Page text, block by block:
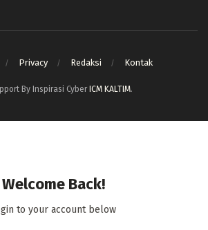
Privacy Redaksi Kontak
By Inspirasi Cyber ICM KALTIM.
Welcome Back!
to your account below